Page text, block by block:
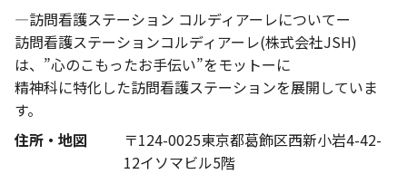
―訪問看護ステーション コルディアーレについてー
訪問看護ステーションコルディアーレ(株式会社JSH)
は、”心のこもったお手伝い”をモットーに
精神科に特化した訪問看護ステーションを展開していま
す。
住所・地図
〒124-0025東京都葛飾区西新小岩4-42-
12イソマビル5階